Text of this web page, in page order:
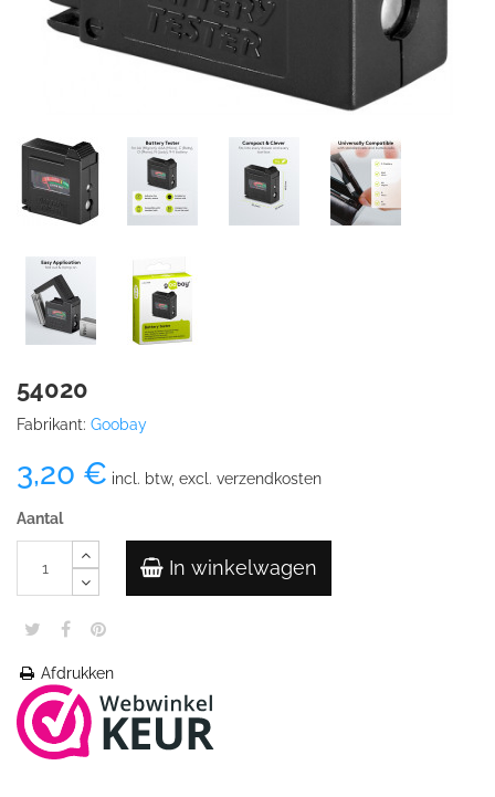
54020
Fabrikant: Goobay
3,20 € incl. btw, excl. verzendkosten
Aantal
In winkelwagen
Afdrukken